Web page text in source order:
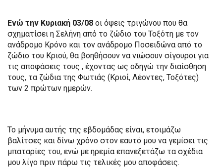
Ενώ την Κυριακή 03/08 οι όψεις τριγώνου που θα
σχηματίσει η Σελήνη από το ζώδιο του Τοξότη με τον
ανάδρομο Κρόνο και τον ανάδρομο Ποσειδώνα από το
ζώδιο του Κριού, θα βοηθήσουν να νιώσουν σίγουροι για
τις αποφάσεις τους , έχοντας ως οδηγώ την διαίσθηση
τους, τα ζώδια της Φωτιάς (Κριοί, Λέοντες, Τοξότες)
των 2 πρώτων ημερών.
Το μήνυμα αυτής της εβδομάδας είναι, ετοιμάζω
βαλίτσες και δίνω χρόνο στον εαυτό μου να γεμίσει τις
μπαταρίες του, ενώ με ηρεμία επανεξετάζω τα σχέδια
μου λίγο πριν πάρω τις τελικές μου αποφάσεις.